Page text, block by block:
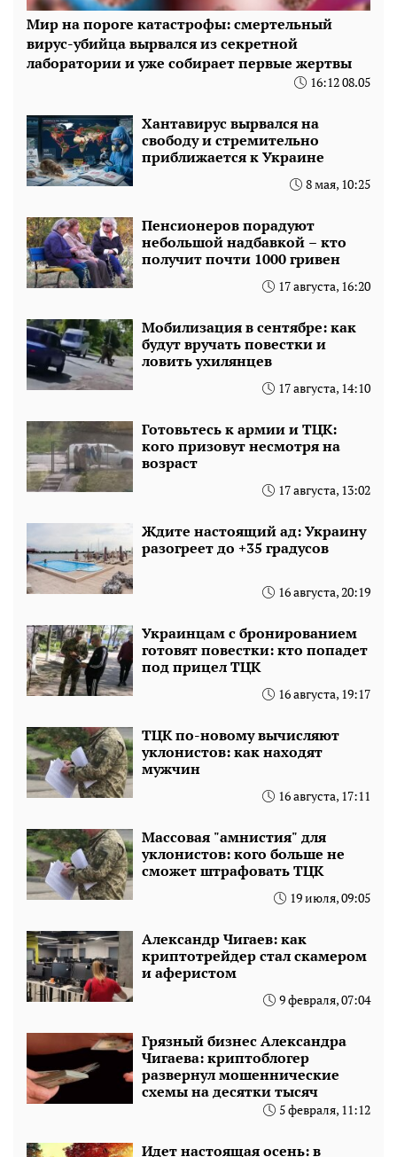
Мир на пороге катастрофы: смертельный
вирус-убийца вырвался из секретной
лаборатории и уже собирает первые жертвы
16:12 08.05
Хантавирус вырвался на
свободу и стремительно
приближается к Украине
8 мая, 10:25
Пенсионеров порадуют
небольшой надбавкой – кто
получит почти 1000 гривен
17 августа, 16:20
Мобилизация в сентябре: как
будут вручать повестки и
ловить ухилянцев
17 августа, 14:10
Готовьтесь к армии и ТЦК:
кого призовут несмотря на
возраст
17 августа, 13:02
Ждите настоящий ад: Украину
разогреет до +35 градусов
16 августа, 20:19
Украинцам с бронированием
готовят повестки: кто попадет
под прицел ТЦК
16 августа, 19:17
ТЦК по-новому вычисляют
уклонистов: как находят
мужчин
16 августа, 17:11
Массовая "амнистия" для
уклонистов: кого больше не
сможет штрафовать ТЦК
19 июля, 09:05
Александр Чигаев: как
криптотрейдер стал скамером
и аферистом
9 февраля, 07:04
Грязный бизнес Александра
Чигаева: криптоблогер
развернул мошеннические
схемы на десятки тысяч
5 февраля, 11:12
Идет настоящая осень: в